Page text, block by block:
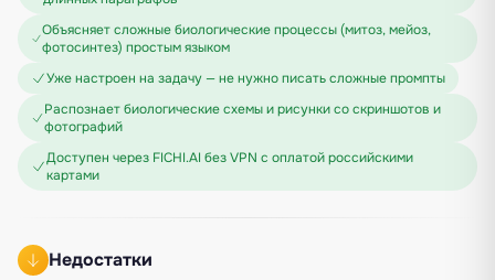
Объясняет сложные биологические процессы (митоз, мейоз,
фотосинтез) простым языком
Уже настроен на задачу — не нужно писать сложные промпты
Распознает биологические схемы и рисунки со скриншотов и
фотографий
Доступен через FICHI.AI без VPN с оплатой российскими
картами
Недостатки